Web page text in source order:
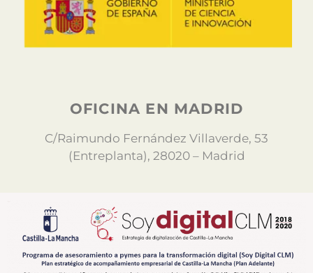
OFICINA EN MADRID
C/Raimundo Fernández Villaverde, 53
(Entreplanta), 28020 – Madrid